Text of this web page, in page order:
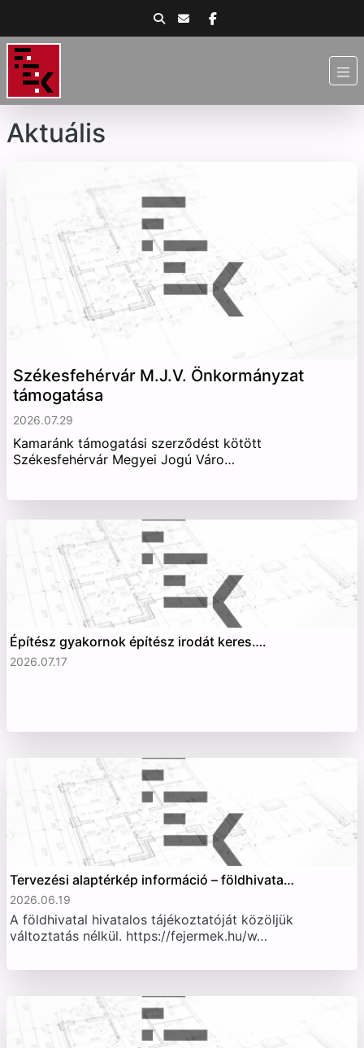
Aktuális
Székesfehérvár M.J.V. Önkormányzat
támogatása
2026.07.29
Kamaránk támogatási szerződést kötött
Székesfehérvár Megyei Jogú Váro…
Építész gyakornok építész irodát keres….
2026.07.17
Tervezési alaptérkép információ – földhivata…
2026.06.19
A földhivatal hivatalos tájékoztatóját közöljük
változtatás nélkül. https://fejermek.hu/w…